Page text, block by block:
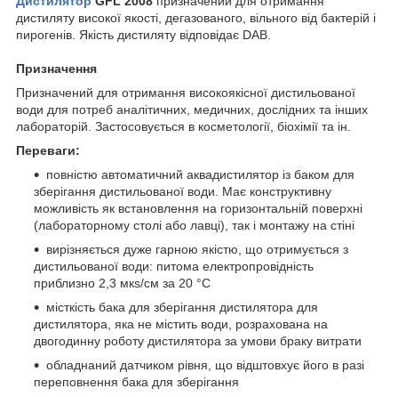
дистиляту високої якості, дегазованого, вільного від бактерій і
пирогенів. Якість дистиляту відповідає DAB.
Призначення
Призначений для отримання високоякісної дистильованої
води для потреб аналітичних, медичних, дослідних та інших
лабораторій. Застосовується в косметології, біохімії та ін.
Переваги:
повністю автоматичний аквадистилятор із баком для
зберігання дистильованої води. Має конструктивну
можливість як встановлення на горизонтальній поверхні
(лабораторному столі або лавці), так і монтажу на стіні
вирізняється дуже гарною якістю, що отримується з
дистильованої води: питома електропровідність
приблизно 2,3 мкs/см за 20 °C
місткість бака для зберігання дистилятора для
дистилятора, яка не містить води, розрахована на
двогодинну роботу дистилятора за умови браку витрати
обладнаний датчиком рівня, що відштовхує його в разі
переповнення бака для зберігання